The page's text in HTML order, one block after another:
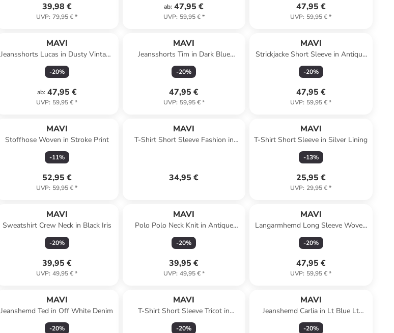
39,98 €
UVP: 79,95 €*
ab: 47,95 €
UVP: 59,95 €*
47,95 €
UVP: 59,95 €*
MAVI
Jeansshorts Lucas in Dusty Vintage
90´S
-20%
ab: 47,95 €
UVP: 59,95 €*
MAVI
Jeansshorts Tim in Dark Blue
Sporty
-20%
47,95 €
UVP: 59,95 €*
MAVI
Strickjacke Short Sleeve in Antique
White
-20%
47,95 €
UVP: 59,95 €*
MAVI
Stoffhose Woven in Stroke Print
-11%
52,95 €
UVP: 59,95 €*
MAVI
T-Shirt Short Sleeve Fashion in
34,95 €
MAVI
T-Shirt Short Sleeve in Silver Lining
-13%
25,95 €
UVP: 29,95 €*
MAVI
Sweatshirt Crew Neck in Black Iris
-20%
39,95 €
UVP: 49,95 €*
MAVI
Polo Polo Neck Knit in Antique
White
-20%
39,95 €
UVP: 49,95 €*
MAVI
Langarmhemd Long Sleeve Woven
in Oxford Striped Small Daisy Print
-20%
47,95 €
UVP: 59,95 €*
MAVI
Jeanshemd Ted in Off White Denim
-20%
MAVI
T-Shirt Short Sleeve Tricot in
Peacoat Striped
-20%
MAVI
Jeanshemd Carlia in Lt Blue Lt
Denim
-20%